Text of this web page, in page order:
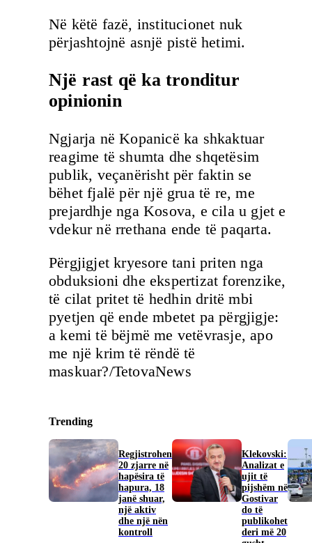
Në këtë fazë, institucionet nuk
përjashtojnë asnjë pistë hetimi.
Një rast që ka tronditur
opinionin
Ngjarja në Kopanicë ka shkaktuar
reagime të shumta dhe shqetësim
publik, veçanërisht për faktin se
bëhet fjalë për një grua të re, me
prejardhje nga Kosova, e cila u gjet e
vdekur në rrethana ende të paqarta.
Përgjigjet kryesore tani priten nga
obduksioni dhe ekspertizat forenzike,
të cilat pritet të hedhin dritë mbi
pyetjen që ende mbetet pa përgjigje:
a kemi të bëjmë me vetëvrasje, apo
me një krim të rëndë të
maskuar?/TetovaNews
Trending
Regjistrohen
20 zjarre në
hapësira të
hapura, 18
janë shuar,
një aktiv
dhe një nën
kontroll
Klekovski:
Analizat e
ujit të
pijshëm në
Gostivar
do të
publikohet
deri më 20